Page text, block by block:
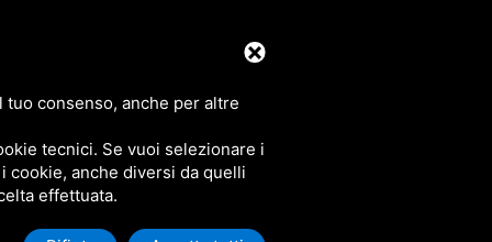
e Scacchi
consenso, anche per altre
tecnici. Se vuoi selezionare i
cookie, anche diversi da quelli
effettuata.